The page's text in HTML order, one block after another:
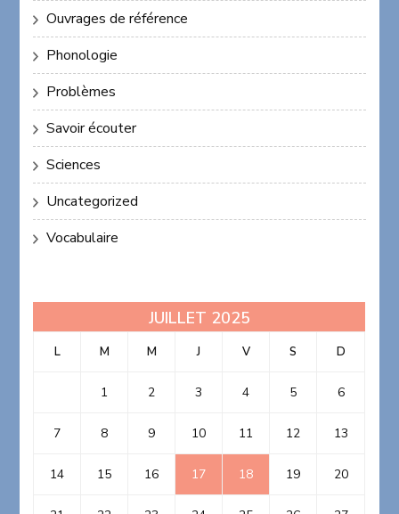
Ouvrages de référence
Phonologie
Problèmes
Savoir écouter
Sciences
Uncategorized
Vocabulaire
JUILLET 2025
L M M J V S D
1 2 3 4 5 6
7 8 9 10 11 12 13
14 15 16 17 18 19 20